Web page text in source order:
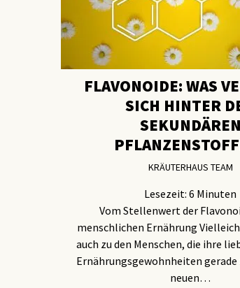
FLAVONOIDE: WAS
SICH HINTER
SEKUNDÄREN
KRÄUTERHAUS TEAM
Lesezeit: 6 Minuten
Vom Stellenwert der
menschlichen Ernährung
auch zu den Menschen, die ihre
Ernährungsgewohnheiten gerade
neuen…